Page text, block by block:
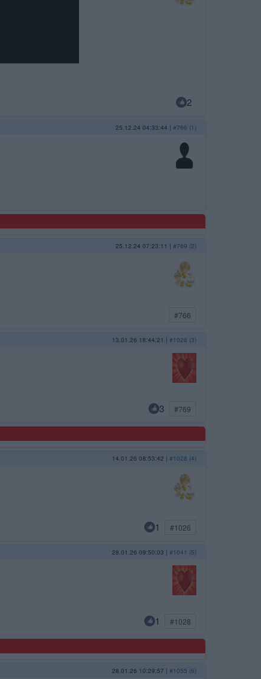
2
25.12.24 04:33:44 | #766 (1)
25.12.24 07:23:11 | #769 (2)
#766
13.01.26 18:44:21 | #1026 (3)
3 #769
14.01.26 08:53:42 | #1028 (4)
1 #1026
28.01.26 09:50:03 | #1041 (5)
1 #1028
28.01.26 10:29:57 | #1055 (6)